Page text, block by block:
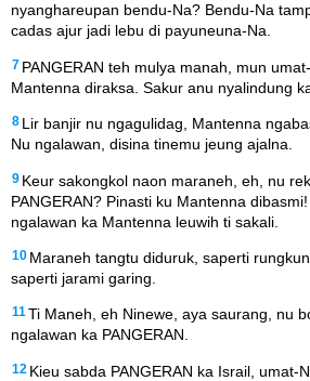
nyanghareupan bendu-Na? Bendu-Na
cadas ajur jadi lebu di payuneuna-Na.
7 PANGERAN teh mulya manah, mun
Mantenna diraksa. Sakur anu nyalindung
8 Lir banjir nu ngagulidag, Mantenna
Nu ngalawan, disina tinemu jeung ajalna.
9 Keur sakongkol naon maraneh, eh, nu
PANGERAN? Pinasti ku Mantenna
ngalawan ka Mantenna leuwih ti sakali.
10 Maraneh tangtu diduruk, saperti
saperti jarami garing.
11 Ti Maneh, eh Ninewe, aya saurang, nu
ngalawan ka PANGERAN.
12 Kieu sabda PANGERAN ka Israil, umat-